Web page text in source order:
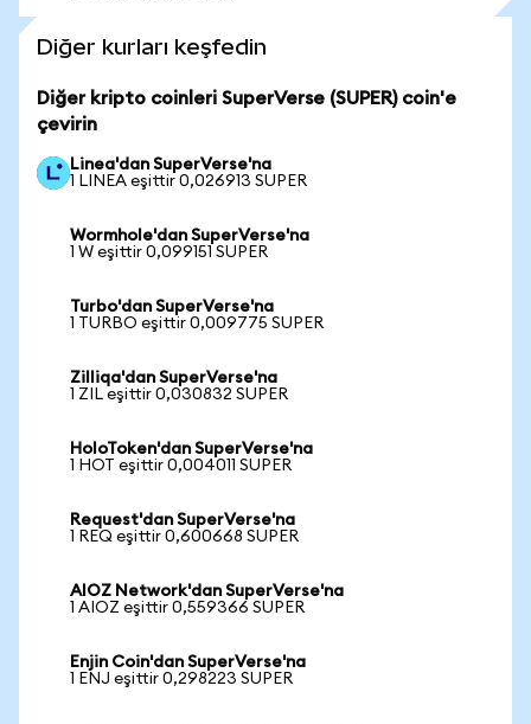
Diğer kurları keşfedin
Diğer kripto coinleri SuperVerse (SUPER) coin'e
çevirin
Linea'dan SuperVerse'na
1 LINEA eşittir 0,026913 SUPER
Wormhole'dan SuperVerse'na
1 W eşittir 0,099151 SUPER
Turbo'dan SuperVerse'na
1 TURBO eşittir 0,009775 SUPER
Zilliqa'dan SuperVerse'na
1 ZIL eşittir 0,030832 SUPER
HoloToken'dan SuperVerse'na
1 HOT eşittir 0,004011 SUPER
Request'dan SuperVerse'na
1 REQ eşittir 0,600668 SUPER
AIOZ Network'dan SuperVerse'na
1 AIOZ eşittir 0,559366 SUPER
Enjin Coin'dan SuperVerse'na
1 ENJ eşittir 0,298223 SUPER